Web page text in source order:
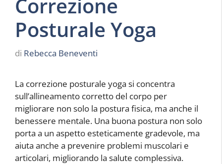
Correzione
Posturale Yoga
di Rebecca Beneventi
La correzione posturale yoga si concentra
sull’allineamento corretto del corpo per
migliorare non solo la postura fisica, ma anche il
benessere mentale. Una buona postura non solo
porta a un aspetto esteticamente gradevole, ma
aiuta anche a prevenire problemi muscolari e
articolari, migliorando la salute complessiva.